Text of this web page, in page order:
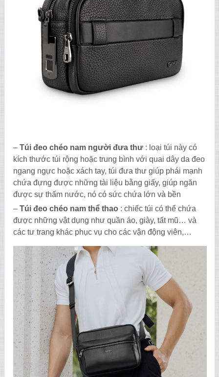
– Túi đeo chéo nam người đưa thư: loại túi này có
kích thước túi rộng hoặc trung bình với quai dây da đeo
ngang ngực hoặc xách tay, túi đưa thư giúp phái mạnh
chứa đựng được những tài liệu bằng giấy, giúp ngăn
được sự thấm nước, nó có sức chứa lớn và bền
– Túi đeo chéo nam thể thao: chiếc túi có thể chứa
được những vật dụng như quần áo, giày, tất mũ… và
các tư trang khác phục vụ cho các vận động viên,…